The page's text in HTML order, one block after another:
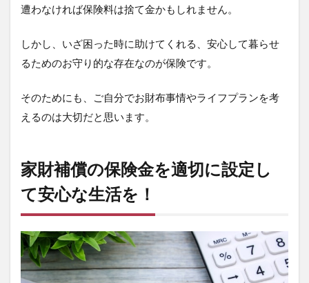
遭わなければ保険料は捨て金かもしれません。
しかし、いざ困った時に助けてくれる、安心して暮らせ
るためのお守り的な存在なのが保険です。
そのためにも、ご自分でお財布事情やライフプランを考
えるのは大切だと思います。
家財補償の保険金を適切に設定し
て安心な生活を！